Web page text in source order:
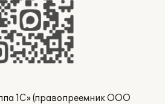
1С» (правопреемник ООО